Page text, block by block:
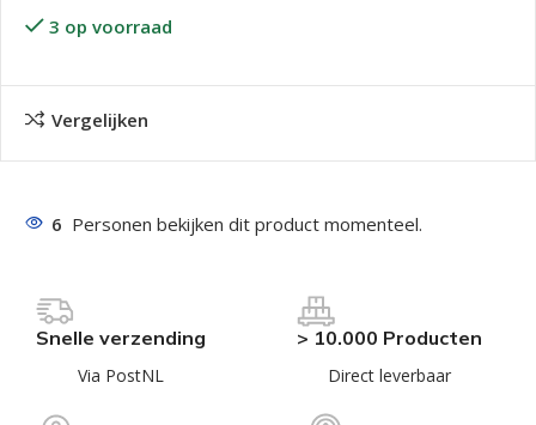
3 op voorraad
Vergelijken
6 Personen bekijken dit product momenteel.
Snelle verzending
Via PostNL
> 10.000 Producten
Direct leverbaar